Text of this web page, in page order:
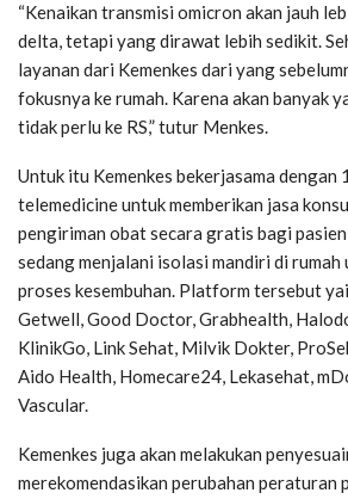
“Kenaikan transmisi omicron akan jauh
delta, tetapi yang dirawat lebih sedikit.
layanan dari Kemenkes dari yang
fokusnya ke rumah. Karena akan banyak
tidak perlu ke RS,” tutur Menkes.
Untuk itu Kemenkes bekerjasama dengan
telemedicine untuk memberikan jasa
pengiriman obat secara gratis bagi
sedang menjalani isolasi mandiri di rumah
proses kesembuhan. Platform tersebut
Getwell, Good Doctor, Grabhealth,
KlinikGo, Link Sehat, Milvik Dokter,
Aido Health, Homecare24, Lekasehat,
Vascular.
Kemenkes juga akan melakukan
merekomendasikan perubahan peraturan